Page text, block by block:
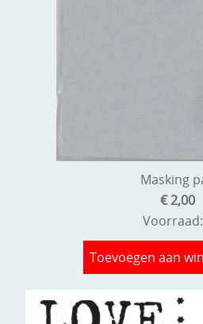
Masking
€ 2,00
Toevoegen aan